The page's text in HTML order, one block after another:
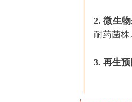
2. 微生
耐药菌株
3. 再生